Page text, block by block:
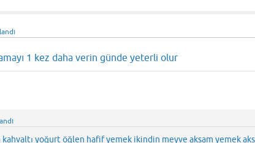
1 kez daha verin günde yeterli olur
kahvaltı yoğurt öğlen hafif yemek ikindin meyve aksam yemek